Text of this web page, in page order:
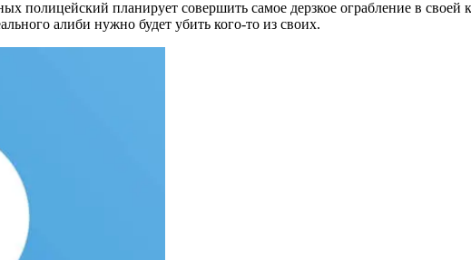
полицейский планирует совершить самое дерзкое ограбление в своей
алиби нужно будет убить кого-то из своих.